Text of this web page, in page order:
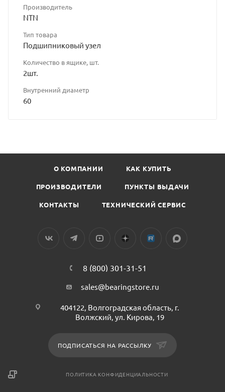
Производитель
NTN
Тип товара
Подшипниковый узел
Количество в ящике, шт.
2шт.
Внутренний диаметр
60
О КОМПАНИИ КАК КУПИТЬ
ПРОИЗВОДИТЕЛИ ПУНКТЫ ВЫДАЧИ
КОНТАКТЫ ТЕХНИЧЕСКИЙ СЕРВИС
8 (800) 301-31-51
sales@bearingstore.ru
404122, Волгоградская область, г.
Волжский, ул. Кирова, 19
ПОДПИСАТЬСЯ НА РАССЫЛКУ
ПОЛИТИКА КОНФИДЕНЦИАЛЬНОСТИ